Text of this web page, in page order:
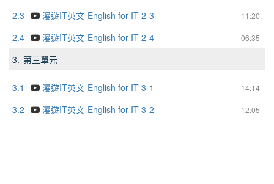
2.3
11:20
漫遊IT英文-English for IT 2-3
2.4
06:35
漫遊IT英文-English for IT 2-4
3. 第三單元
3.1 14:14
漫遊IT英文-English for IT 3-1
3.2
12:05
漫遊IT英文-English for IT 3-2